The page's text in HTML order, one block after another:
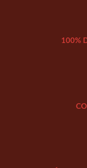
100%